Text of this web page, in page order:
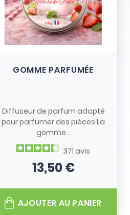
GOMME PARFUMÉE
Diffuseur de parfum adapté
pour parfumer des pièces La
gomme...
371 avis
Prix
13,50 €
AJOUTER AU PANIER